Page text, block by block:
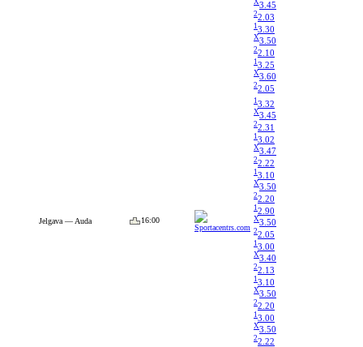
X3.45
22.03
1 3.30
X3.50
22.10
1 3.25
X3.60
22.05
Jelgava — Auda 16:00
13.32
X3.45
22.31
13.02
X3.47
22.22
13.10
X3.50
22.20
12.90
X3.50
22.05
13.00
X3.40
22.13
1 3.10
X3.50
22.20
1 3.00
X3.50
22.22